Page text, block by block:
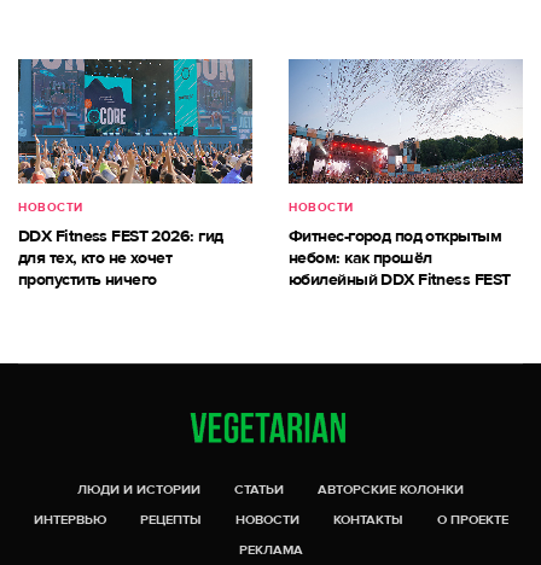
НОВОСТИ
DDX Fitness FEST 2026: гид
для тех, кто не хочет
пропустить ничего
НОВОСТИ
Фитнес-город под открытым
небом: как прошёл
юбилейный DDX Fitness FEST
ЛЮДИ И ИСТОРИИ СТАТЬИ
АВТОРСКИЕ КОЛОНКИ
ИНТЕРВЬЮ
РЕЦЕПТЫ НОВОСТИ КОНТАКТЫ
О ПРОЕКТЕ
РЕКЛАМА